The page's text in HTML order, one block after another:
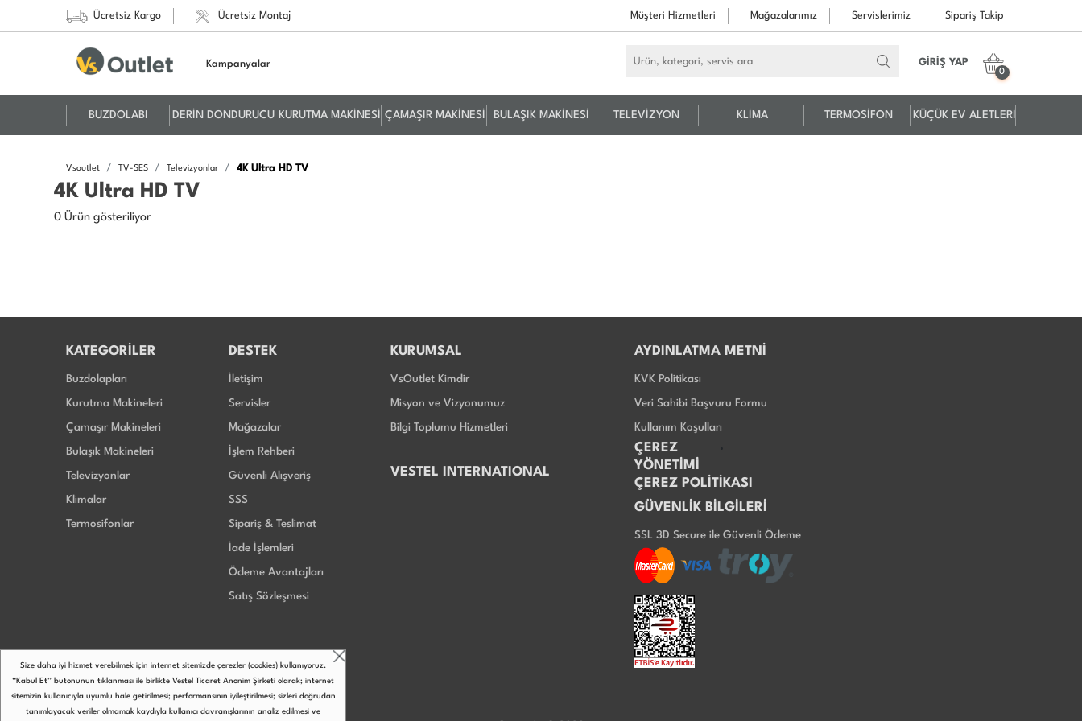
Ücretsiz Kargo Ücretsiz Montaj Müşteri Hizmetleri Mağazalarımız Servislerimiz Sipariş Takip
Kampanyalar GİRİŞ YAP
0
BUZDOLABI DERİN DONDURUCU KURUTMA MAKİNESİ ÇAMAŞIR MAKİNESİ BULAŞIK MAKİNESİ TELEVİZYON KLİMA TERMOSİFON KÜÇÜK EV ALETLERİ
Vsoutlet TV-SES Televizyonlar 4K Ultra HD TV
4K Ultra HD TV
0 Ürün gösteriliyor
KATEGORİLER
Buzdolapları
Kurutma Makineleri
Çamaşır Makineleri
Bulaşık Makineleri
Televizyonlar
Klimalar
Termosifonlar
DESTEK
İletişim
Servisler
Mağazalar
İşlem Rehberi
Güvenli Alışveriş
SSS
Sipariş & Teslimat
İade İşlemleri
Ödeme Avantajları
Satış Sözleşmesi
KURUMSAL
VsOutlet Kimdir
Misyon ve Vizyonumuz
Bilgi Toplumu Hizmetleri
VESTEL INTERNATIONAL
AYDINLATMA METNİ
KVK Politikası
Veri Sahibi Başvuru Formu
Kullanım Koşulları
ÇEREZ
YÖNETİMİ
ÇEREZ POLİTİKASI
GÜVENLİK BİLGİLERİ
SSL 3D Secure ile Güvenli Ödeme
Size daha iyi hizmet verebilmek için internet sitemizde çerezler (cookies) kullanıyoruz.
“Kabul Et” butonunun tıklanması ile birlikte Vestel Ticaret Anonim Şirketi olarak; internet
sitemizin kullanıcıyla uyumlu hale getirilmesi; performansının iyileştirilmesi; sizleri doğrudan
tanımlayacak veriler olmamak kaydıyla kullanıcı davranışlarının analiz edilmesi ve